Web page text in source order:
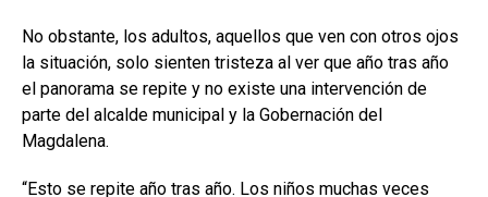
No obstante, los adultos, aquellos que ven con otros ojos
la situación, solo sienten tristeza al ver que año tras año
el panorama se repite y no existe una intervención de
parte del alcalde municipal y la Gobernación del
Magdalena.
“Esto se repite año tras año. Los niños muchas veces